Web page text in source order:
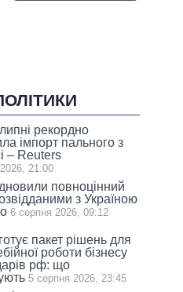
рекордно
імпорт пального з
– Reuters
21:00
повноцінний
з Україною
6 серпня 2026, 09:12
пакет рішень для
роботи бізнесу
рф: що
5 серпня 2026, 23:45